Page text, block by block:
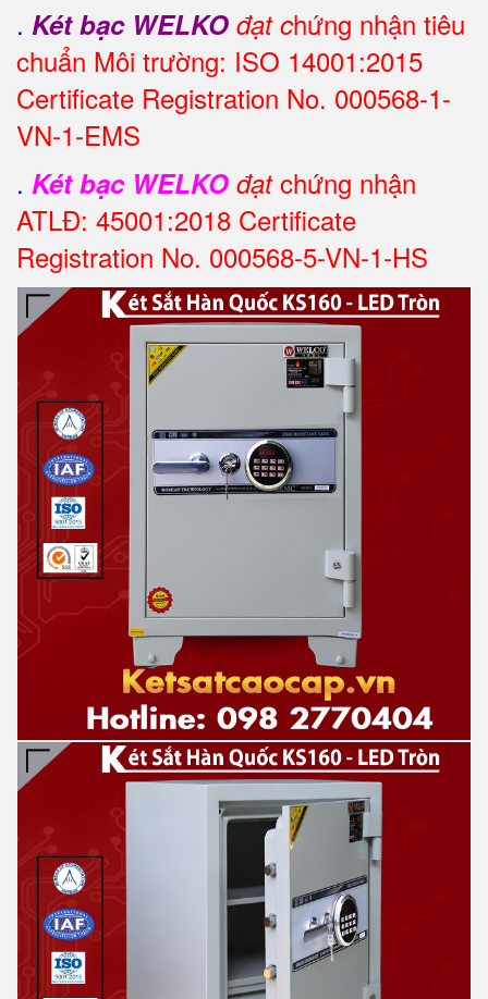
. Két bạc WELKO đạt chứng nhận tiêu
chuẩn Môi trường: ISO 14001:2015
Certificate Registration No. 000568-1-
VN-1-EMS
. Két bạc WELKO đạtchứng nhận
ATLĐ: 45001:2018 Certificate
Registration No. 000568-5-VN-1-HS